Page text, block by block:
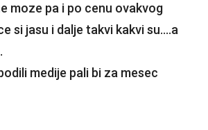
moze pa i po cenu ovakvog
si jasu i dalje takvi kakvi su….a
medije pali bi za mesec